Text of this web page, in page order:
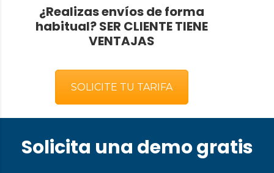
¿Realizas envíos de forma
habitual?SER CLIENTE TIENE
VENTAJAS
SOLICITE TU TARIFA
Solicita una demo gratis